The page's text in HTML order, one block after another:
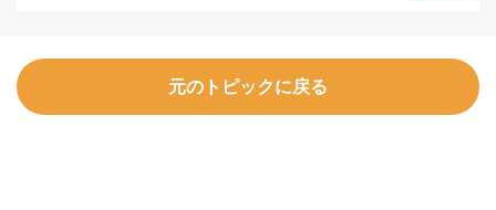
元のトピックに戻る